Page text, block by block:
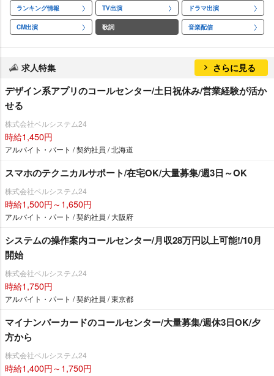
ランキング情報 TV出演 ドラマ出演
CM出演 歌詞 音楽配信
求人特集 さらに見る
デザイン系アプリのコールセンター/土日祝休み/営業経験が活か
せる
株式会社ベルシステム24
時給1,450円
アルバイト・パート / 契約社員 / 北海道
スマホのテクニカルサポート/在宅OK/大量募集/週3日～OK
株式会社ベルシステム24
時給1,500円～1,650円
アルバイト・パート / 契約社員 / 大阪府
システムの操作案内コールセンター/月収28万円以上可能!/10月
開始
株式会社ベルシステム24
時給1,750円
アルバイト・パート / 契約社員 / 東京都
マイナンバーカードのコールセンター/大量募集/週休3日OK/夕
方から
株式会社ベルシステム24
時給1,400円～1,750円